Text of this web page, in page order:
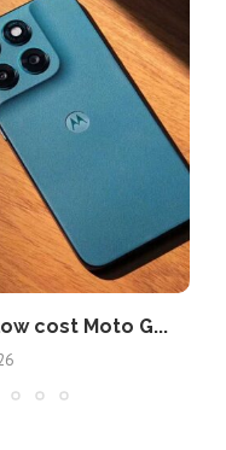
cost Moto G...